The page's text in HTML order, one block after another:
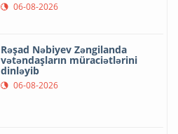
06-08-2026
Rəşad Nəbiyev Zəngilanda
vətəndaşların müraciətlərini
dinləyib
06-08-2026